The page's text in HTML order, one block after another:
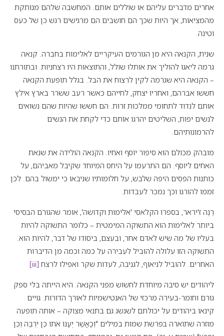
אחרים מדברים עליהם או שוללים אותם. המחשבה שלהם מנותקת
מהמציאות, אך היות שכך הם חושבים הם מרגישים רגש כן של כעס
וטינה.
שנית, הקנאה היא מן הגורמים העיקריים לאלימות בחברה. קנאה
גרמה ליאגו להוליך את אותלו שולל, והתוצאות היו רצחניות. ובתורתנו
– הקנאה היא שגרמה לקין לרצוח את הבל. בגלל תופעת הקנאה
חששו אברהם, ואחריו יצחק, לחייהם כאשר רעב ששרר בארץ אילץ
אותם לנדוד לתחומי ממלכות זרות. הם חששו שהיות שהם נשואים
לנשים יפות, השליטים יהרגו אותם כדי לקחת את הנשים
להרמונותיהם.
מובהק מכולם הוא סיפור יוסף ואחיו. הקנאה הולידה את שנאת
האחים ליוסף. הם התרעמו על היחס המיוחד שקיבל מאביהם, על
כותנות הפסים היפה שלבש, על חלומותיו שניבאו כי ימשול בהם. לכן
זממו להורגו וכך נמכר לעבדות.
רֶנֶה ז'יראר, בספרו הקלאסי 'אלימות וקדושה', אומר שהגורם הבסיסי
ביותר לאלימות הוא התשוקה המימטית – כלומר התשוקה להיות
בעליו של מה שיש לאדם אחר, ובעצם, ביסודו של דבר, להיות הוא.
התשוקה הזו עלולה להוביל לעבירה על כמה וכמה מן הדיברות
האחרים. להוביל לניאוף, לגניבה, לעדות שקר ואפילו לרצח.[iii]
ליהודים יש סיבה מיוחדת לחשוש מפני הקנאה. היא הייתה בלי ספק
גורם וחומר-בעירה מרכזי של האנטישמיות לאורך הדורות. גויים
קינאו ביהודים על יכולתם לשגשג גם בתנאי מצוקה – אותה תופעה
מוזרה שתוארה בפרשת שמות במילים "וְכַאֲשֶׁר יְעַנּוּ אֹתוֹ כֵּן יִרְבֶּה וְכֵן